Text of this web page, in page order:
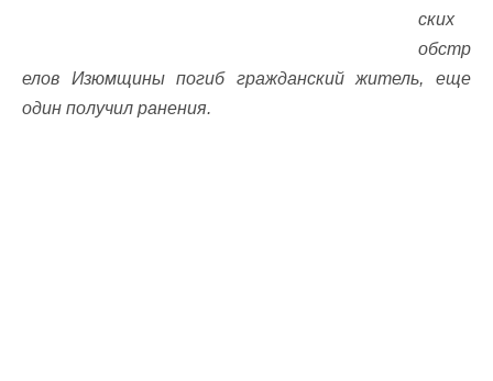
ских
обстр
елов Изюмщины погиб гражданский житель, еще
один получил ранения.